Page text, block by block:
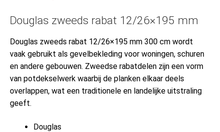
Douglas zweeds rabat 12/26×195 mm
Douglas zweeds rabat 12/26×195 mm 300 cm wordt
vaak gebruikt als gevelbekleding voor woningen, schuren
en andere gebouwen. Zweedse rabatdelen zijn een vorm
van potdekselwerk waarbij de planken elkaar deels
overlappen, wat een traditionele en landelijke uitstraling
geeft.
Douglas